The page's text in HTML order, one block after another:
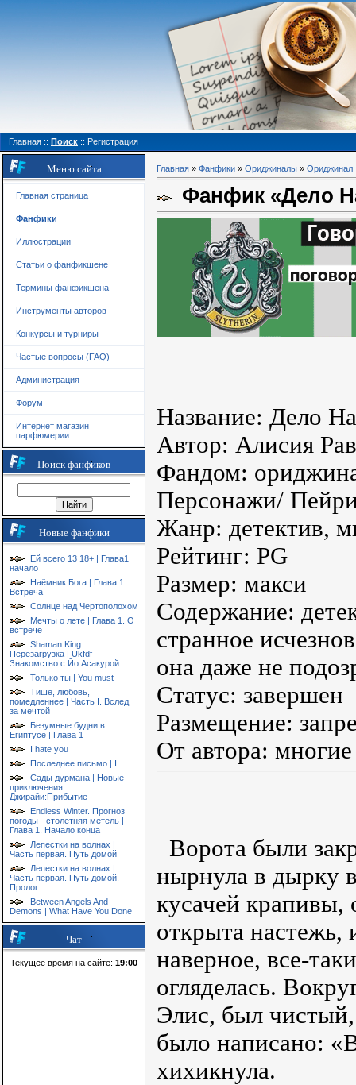
Главная :: Поиск :: Регистрация
Меню сайта
Главная страница
Фанфики
Иллюстрации
Статьи о фанфикшене
Термины фанфикшена
Инструменты авторов
Конкурсы и турниры
Частые вопросы (FAQ)
Администрация
Форум
Интернет магазин
парфюмерии
Поиск фанфиков
Новые фанфики
Ей всего 13 18+ | Глава1
начало
Наёмник Бога | Глава 1.
Встреча
Солнце над Чертополохом
Мечты о лете | Глава 1. О
встрече
Shaman King.
Перезагрузка | Ukfdf
Знакомство с Йо Асакурой
Только ты | You must
Тише, любовь,
помедленнее | Часть I. Вслед
за мечтой
Безумные будни в
Египтусе | Глава 1
I hate you
Последнее письмо | I
Сады дурмана | Новые
приключения
Джирайи:Прибытие
Endless Winter. Прогноз
погоды - столетняя метель |
Глава 1. Начало конца
Лепестки на волнах |
Часть первая. Путь домой
Лепестки на волнах |
Часть первая. Путь домой.
Пролог
Between Angels And
Demons | What Have You Done
Чат
Текущее время на сайте: 19:00
Главная » Фанфики » Ориджиналы » Ориджинал
Фанфик «Дело
Название: Дело
Автор: Алисия
Фандом:
Персонажи/
Жанр: детектив,
Рейтинг: PG
Размер: макси
Содержание:
странное
она даже не
Статус: завершен
Размещение:
От автора:
Ворота были
нырнула в дырку
кусачей крапивы,
открыта
наверное, все-
огляделась.
Элис, был
было написано:
хихикнула.